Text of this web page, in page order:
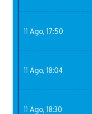
11 Ago, 17:50
11 Ago, 18:04
11 Ago, 18:30